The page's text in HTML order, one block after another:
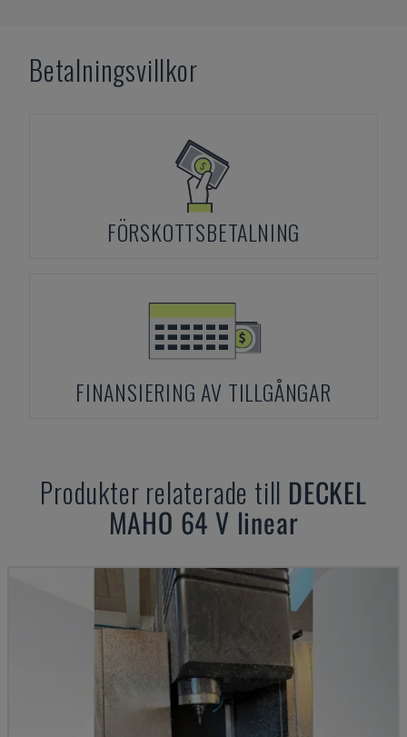
Betalningsvillkor
FÖRSKOTTSBETALNING
FINANSIERING AV TILLGÅNGAR
Produkter relaterade till DECKEL
MAHO 64 V linear